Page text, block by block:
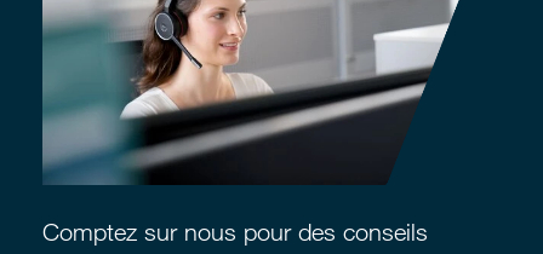
Comptez sur nous pour des conseils